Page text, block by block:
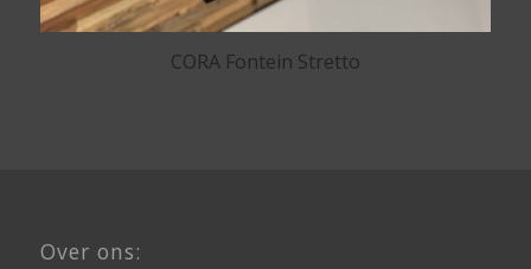
CORA Fontein Stretto
Over ons: